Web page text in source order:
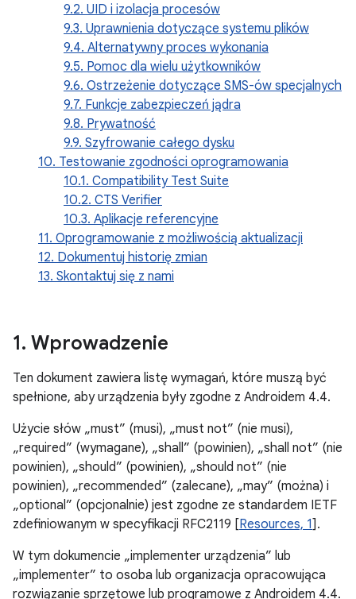
9.2. UID i izolacja procesów
9.3. Uprawnienia dotyczące systemu plików
9.4. Alternatywny proces wykonania
9.5. Pomoc dla wielu użytkowników
9.6. Ostrzeżenie dotyczące SMS-ów specjalnych
9.7. Funkcje zabezpieczeń jądra
9.8. Prywatność
9.9. Szyfrowanie całego dysku
10. Testowanie zgodności oprogramowania
10.1. Compatibility Test Suite
10.2. CTS Verifier
10.3. Aplikacje referencyjne
11. Oprogramowanie z możliwością aktualizacji
12. Dokumentuj historię zmian
13. Skontaktuj się z nami
1. Wprowadzenie
Ten dokument zawiera listę wymagań, które muszą być
spełnione, aby urządzenia były zgodne z Androidem 4.4.
Użycie słów „must” (musi), „must not” (nie musi),
„required” (wymagane), „shall” (powinien), „shall not” (nie
powinien), „should” (powinien), „should not” (nie
powinien), „recommended” (zalecane), „may” (można) i
„optional” (opcjonalnie) jest zgodne ze standardem IETF
zdefiniowanym w specyfikacji RFC2119 [Resources, 1].
W tym dokumencie „implementer urządzenia” lub
„implementer” to osoba lub organizacja opracowująca
rozwiązanie sprzętowe lub programowe z Androidem 4.4.